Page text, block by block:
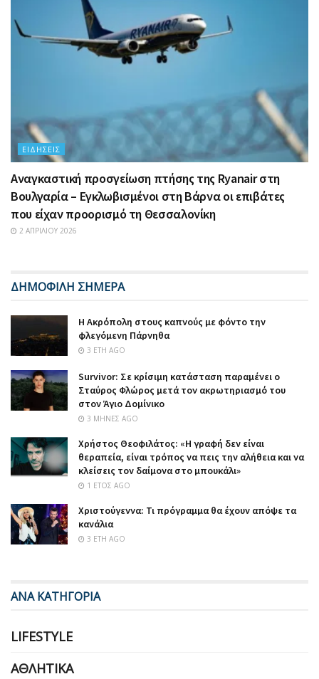
ΕΙΔΉΣΕΙΣ
Αναγκαστική προσγείωση πτήσης της Ryanair στη
Βουλγαρία – Εγκλωβισμένοι στη Βάρνα οι επιβάτες
που είχαν προορισμό τη Θεσσαλονίκη
2 ΑΠΡΙΛΊΟΥ 2026
ΔΗΜΟΦΙΛΗ ΣΗΜΕΡΑ
Η Ακρόπολη στους καπνούς με φόντο την
φλεγόμενη Πάρνηθα
3 ΈΤΗ AGO
Survivor: Σε κρίσιμη κατάσταση παραμένει ο
Σταύρος Φλώρος μετά τον ακρωτηριασμό του
στον Άγιο Δομίνικο
3 ΜΉΝΕΣ AGO
Χρήστος Θεοφιλάτος: «Η γραφή δεν είναι
θεραπεία, είναι τρόπος να πεις την αλήθεια και να
κλείσεις τον δαίμονα στο μπουκάλι»
1 ΈΤΟΣ AGO
Χριστούγεννα: Τι πρόγραμμα θα έχουν απόψε τα
κανάλια
3 ΈΤΗ AGO
ΑΝΑ ΚΑΤΗΓΟΡΙΑ
LIFESTYLE
ΑΘΛΗΤΙΚΆ